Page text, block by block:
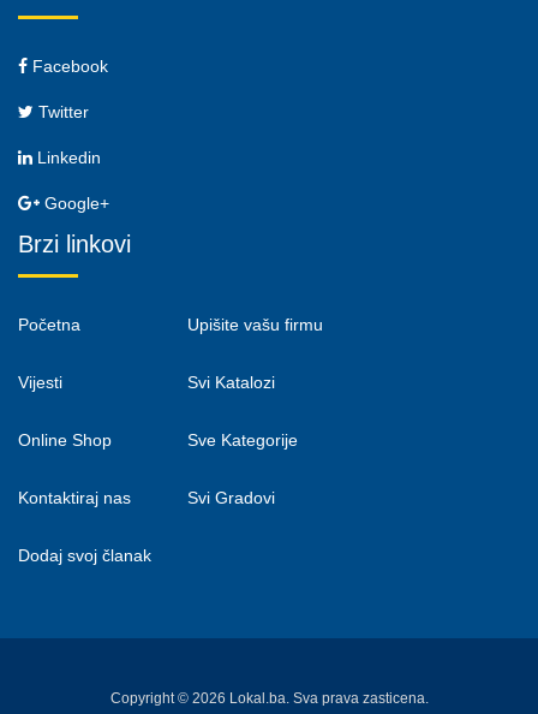
Facebook
Twitter
Linkedin
Google+
Brzi linkovi
Početna
Vijesti
Online Shop
Kontaktiraj nas
Dodaj svoj članak
Upišite vašu firmu
Svi Katalozi
Sve Kategorije
Svi Gradovi
Copyright © 2026 Lokal.ba. Sva prava zasticena.